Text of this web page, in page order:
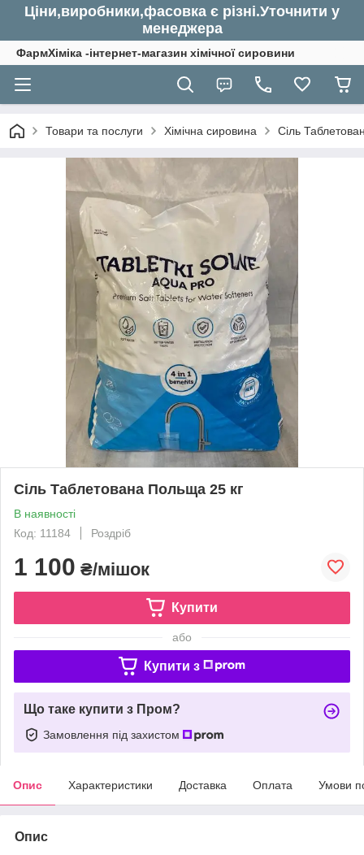
Ціни,виробники,фасовка є різні.Уточнити у
менеджера
ФармХіміка -інтернет-магазин хімічної сировини
Товари та послуги Хімічна сировина Сіль
Сіль Таблетована Польща 25 кг
В наявності
Код: 11184
Роздріб
1 100 ₴/мішок
Купити
або
Купити з
Що таке купити з Пром?
Замовлення під захистом
Опис Характеристики Доставка Оплата Умови
Опис